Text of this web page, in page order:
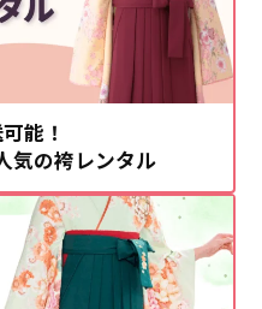
能！
気の袴レンタル